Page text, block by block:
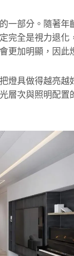
一部分。隨著
完全是視力退
更加明顯，因此
燈具做得越亮
層次與照明配